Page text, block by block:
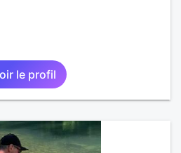
le profil